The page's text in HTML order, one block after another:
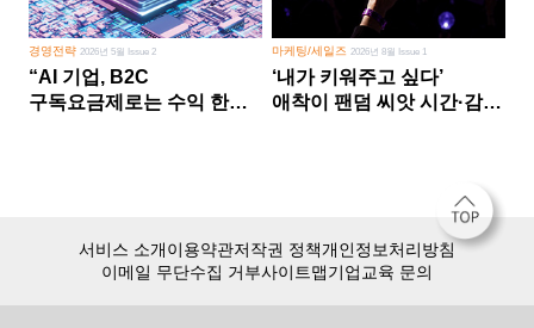
경영전략 2026년 5월 Issue 2
“AI 기업, B2C
구독요금제로는 수익 한계
마케팅/세일즈 2026년 8월 Issue 1
‘내가 키워주고 싶다’
애착이 팬덤 씨앗 시간·감정
서비스 소개이용약관저작권 정책개인정보처리방침
이메일 무단수집 거부사이트맵기업교육 문의